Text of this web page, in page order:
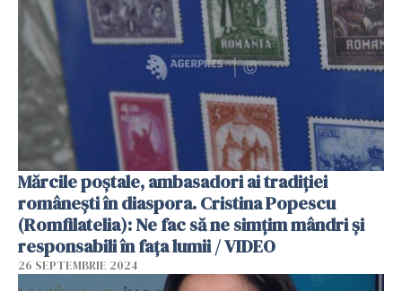
Mărcile poștale, ambasadori ai tradiției
românești în diaspora. Cristina Popescu
(Romfilatelia): Ne fac să ne simțim mândri și
responsabili în fața lumii / VIDEO
26 SEPTEMBRIE 2024